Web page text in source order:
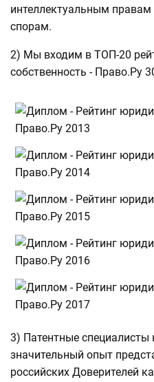
интеллектуальным
спорам.
2) Мы входим в ТОП-20
собственность - Право.Ру
3) Патентные
значительный опыт
российских Доверителей